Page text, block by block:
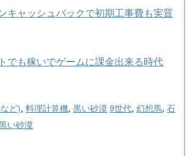
キャッシュバックで初期工事費も実質
でも稼いでゲームに課金出来る時代
ど), 料理計算機, 黒い砂漠 9世代, 幻想馬, 石
い砂漠